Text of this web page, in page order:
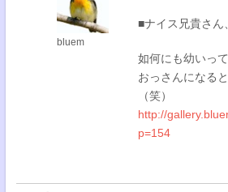
bluem
■ナイス兄貴さ
如何にも幼いっ
おっさんになる
（笑）
http://
p=154